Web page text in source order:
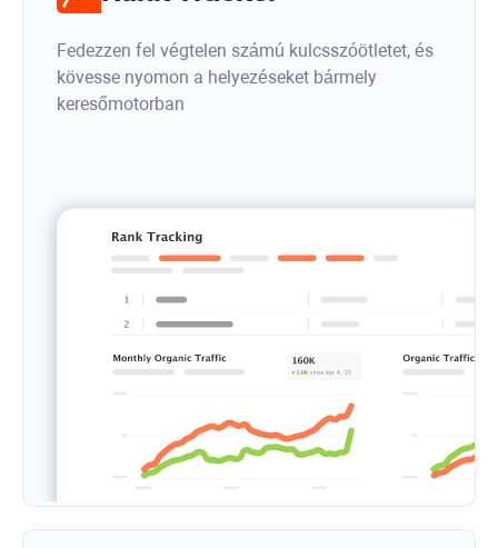
Fedezzen fel végtelen számú kulcsszóötletet, és
kövesse nyomon a helyezéseket bármely
keresőmotorban